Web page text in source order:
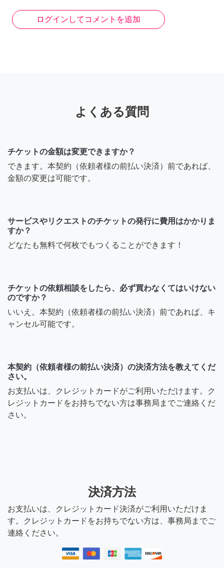
ログインしてコメントを追加
よくある質問
チケットの金額は変更できますか？
できます。本契約（依頼者様の前払い決済）前であれば、
金額の変更は可能です。
サービスやリクエストのチケットの発行に費用はかかりま
すか？
どなたも無料で何枚でもつくることができます！
チケットの依頼相談をしたら、必ず買わなくてはいけない
のですか？
いいえ。本契約（依頼者様の前払い決済）前であれば、キ
ャンセル可能です。
本契約（依頼者様の前払い決済）の決済方法を教えてくだ
さい。
お支払いは、クレジットカードがご利用いただけます。ク
レジットカードをお持ちでない方は事務局までご連絡くだ
さい。
決済方法
お支払いは、クレジットカード決済がご利用いただけま
す。クレジットカードをお持ちでない方は、事務局までご
連絡ください。